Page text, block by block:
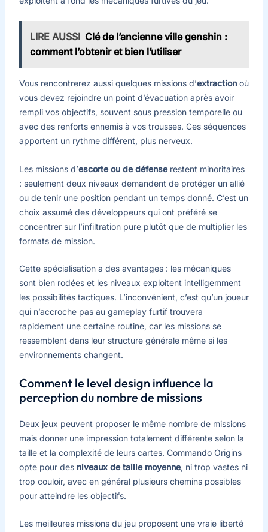
LIRE AUSSI Clé de l’ancienne ville genshin :
comment l’obtenir et bien l’utiliser
Vous rencontrerez aussi quelques missions d’extractionoù
vous devez rejoindre un point d’évacuation après avoir
rempli vos objectifs, souvent sous pression temporelle ou
avec des renforts ennemis à vos trousses. Ces séquences
apportent un rythme différent, plus nerveux.
Les missions d’escorte ou de défenserestent minoritaires
: seulement deux niveaux demandent de protéger un allié
ou de tenir une position pendant un temps donné. C’est un
choix assumé des développeurs qui ont préféré se
concentrer sur l’infiltration pure plutôt que de multiplier les
formats de mission.
Cette spécialisation a des avantages : les mécaniques
sont bien rodées et les niveaux exploitent intelligemment
les possibilités tactiques. L’inconvénient, c’est qu’un joueur
qui n’accroche pas au gameplay furtif trouvera
rapidement une certaine routine, car les missions se
ressemblent dans leur structure générale même si les
environnements changent.
Comment le level design influence la
perception du nombre de missions
Deux jeux peuvent proposer le même nombre de missions
mais donner une impression totalement différente selon la
taille et la complexité de leurs cartes. Commando Origins
opte pour des niveaux de taille moyenne, ni trop vastes ni
trop couloir, avec en général plusieurs chemins possibles
pour atteindre les objectifs.
Les meilleures missions du jeu proposent une vraie liberté